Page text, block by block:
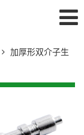
加厚形双介子生